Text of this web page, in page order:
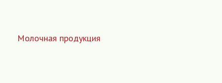
Молочная продукция